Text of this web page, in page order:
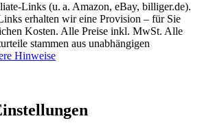
Links (u. a. Amazon, eBay, billiger.de).
erhalten wir eine Provision – für Sie
Kosten. Alle Preise inkl. MwSt. Alle
stammen aus unabhängigen
Hinweise